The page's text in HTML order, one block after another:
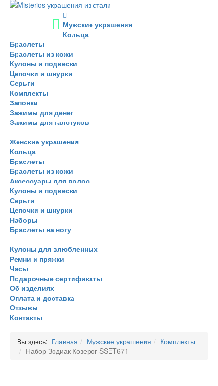
Мужские украшения
Кольца
Браслеты
Браслеты из кожи
Кулоны и подвески
Цепочки и шнурки
Серьги
Комплекты
Запонки
Зажимы для денег
Зажимы для галстуков
Женские украшения
Кольца
Браслеты
Браслеты из кожи
Аксессуары для волос
Кулоны и подвески
Серьги
Цепочки и шнурки
Наборы
Браслеты на ногу
Кулоны для влюбленных
Ремни и пряжки
Часы
Подарочные сертификаты
Об изделиях
Оплата и доставка
Отзывы
Контакты
Вы здесь: Главная Мужские украшения
Комплекты
Набор Зодиак Козерог SSET671